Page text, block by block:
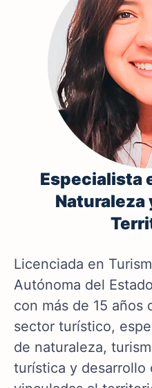
Especialista
Naturaleza
Licenciada en
Autónoma del
con más de 15 años
sector turístico,
de naturaleza,
turística y desarrollo